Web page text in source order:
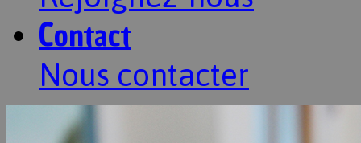
Contact
Nous contacter